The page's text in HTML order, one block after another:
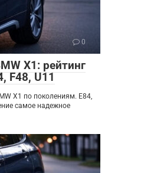
0
X1: рейтинг
F48, U11
X1 по поколениям. E84,
самое надежное